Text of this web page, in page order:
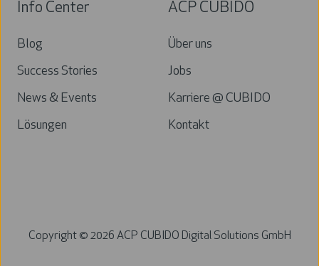
Info Center
Blog
Success Stories
News & Events
Lösungen
ACP CUBIDO
Über uns
Jobs
Karriere @ CUBIDO
Kontakt
Copyright © 2026 ACP CUBIDO Digital Solutions GmbH